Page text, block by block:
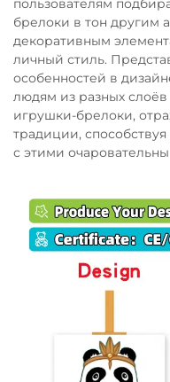
пользователям
брелоки в тон другим
декоративным
личный стиль.
особенностей в
людям из разных
игрушки-брелоки,
традиции,
с этими